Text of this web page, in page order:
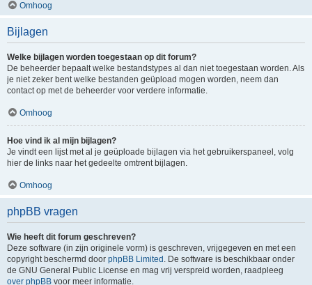
Omhoog
Bijlagen
Welke bijlagen worden toegestaan op dit forum?
De beheerder bepaalt welke bestandstypes al dan niet toegestaan worden. Als
je niet zeker bent welke bestanden geüpload mogen worden, neem dan
contact op met de beheerder voor verdere informatie.
Omhoog
Hoe vind ik al mijn bijlagen?
Je vindt een lijst met al je geüploade bijlagen via het gebruikerspaneel, volg
hier de links naar het gedeelte omtrent bijlagen.
Omhoog
phpBB vragen
Wie heeft dit forum geschreven?
Deze software (in zijn originele vorm) is geschreven, vrijgegeven en met een
copyright beschermd door phpBB Limited . De software is beschikbaar onder
de GNU General Public License en mag vrij verspreid worden, raadpleeg
over phpBB voor meer informatie.